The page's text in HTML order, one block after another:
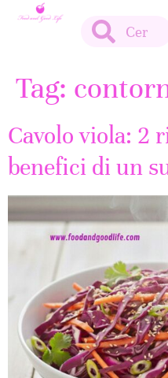
Tag:
Cavolo viola: 2
benefici di un